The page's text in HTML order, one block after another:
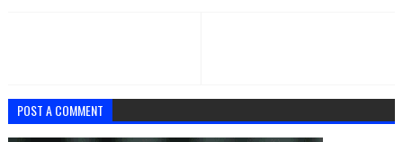
POST A COMMENT